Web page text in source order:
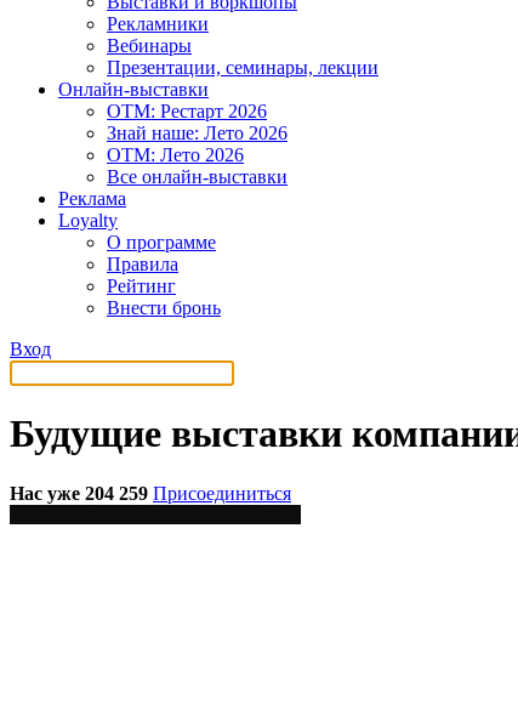
Рекламники
Вебинары
Презентации, семинары, лекции
Онлайн-выставки
OTM: Рестарт 2026
Знай наше: Лето 2026
OTM: Лето 2026
Все онлайн-выставки
Реклама
Loyalty
О программе
Правила
Рейтинг
Внести бронь
Вход
Будущие выставки
Нас уже 204 259 Присоединиться